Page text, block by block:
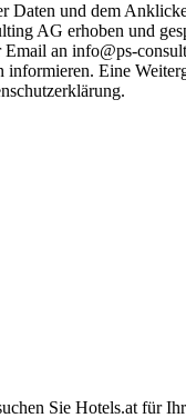
Daten und dem
AG erhoben und
an info@ps-
informieren. Eine
Sie Hotels.at für